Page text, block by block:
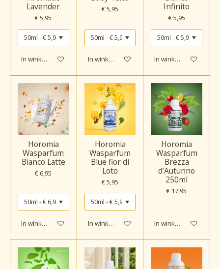
Lavender
€ 5,95
In winkelwagen
€ 5,95
In winkelwagen
Infinito
€ 5,95
In winkelwagen
Horomia
Wasparfum
Bianco Latte
€ 6,95
In winkelwagen
Horomia
Wasparfum
Blue fior di
Loto
€ 5,95
In winkelwagen
Horomia
Wasparfum
Brezza
d’Autunno
250ml
€ 17,95
In winkelwagen